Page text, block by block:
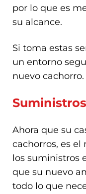
por lo que es
su alcance.
Si toma estas
un entorno
nuevo cachorro.
Ahora que su
cachorros, es
los suministros
que su nuevo
todo lo que